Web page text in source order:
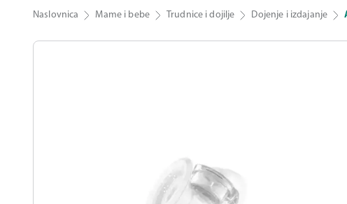
Naslovnica Mame i bebe Trudnice i dojilje Dojenje i izdajanje